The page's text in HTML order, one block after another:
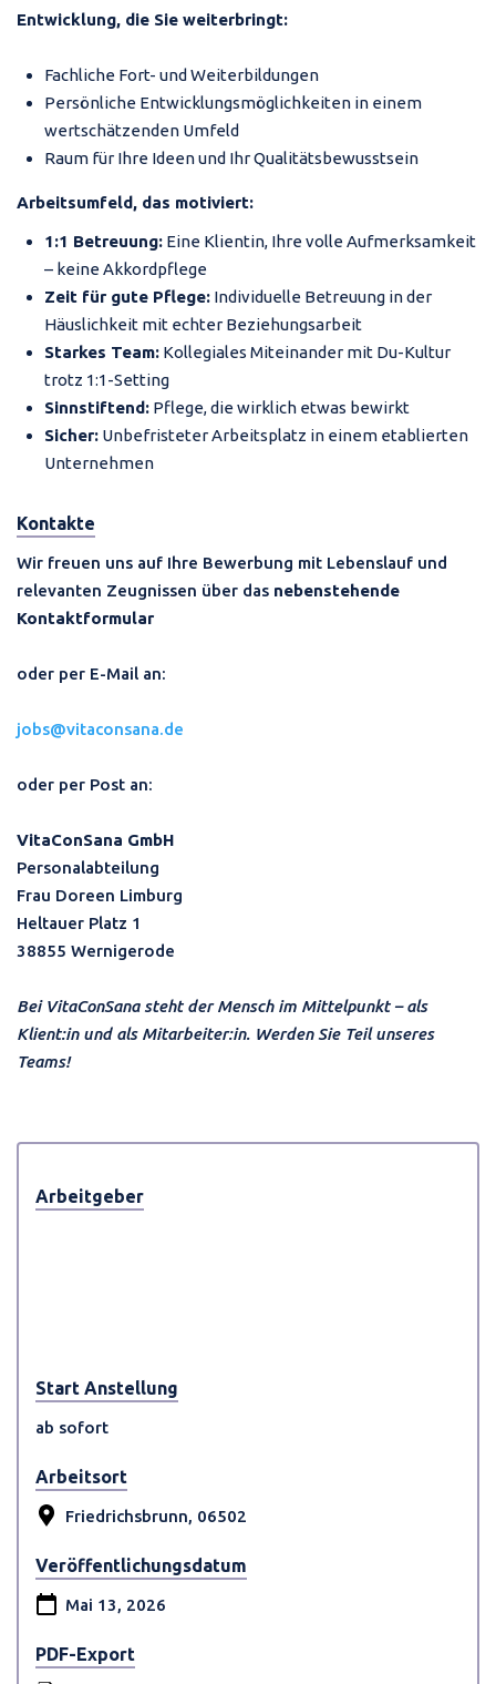
Entwicklung, die Sie weiterbringt:
Fachliche Fort- und Weiterbildungen
Persönliche Entwicklungsmöglichkeiten in einem
wertschätzenden Umfeld
Raum für Ihre Ideen und Ihr Qualitätsbewusstsein
Arbeitsumfeld, das motiviert:
1:1 Betreuung: Eine Klientin, Ihre volle Aufmerksamkeit
– keine Akkordpflege
Zeit für gute Pflege: Individuelle Betreuung in der
Häuslichkeit mit echter Beziehungsarbeit
Starkes Team: Kollegiales Miteinander mit Du-Kultur
trotz 1:1-Setting
Sinnstiftend: Pflege, die wirklich etwas bewirkt
Sicher: Unbefristeter Arbeitsplatz in einem etablierten
Unternehmen
Kontakte
Wir freuen uns auf Ihre Bewerbung mit Lebenslauf und
relevanten Zeugnissen über das nebenstehende
Kontaktformular
oder per E-Mail an:
jobs@vitaconsana.de
oder per Post an:
VitaConSana GmbH
Personalabteilung
Frau Doreen Limburg
Heltauer Platz 1
38855 Wernigerode
Bei VitaConSana steht der Mensch im Mittelpunkt – als
Klient:in und als Mitarbeiter:in. Werden Sie Teil unseres
Teams!
Arbeitgeber
Start Anstellung
ab sofort
Arbeitsort
Friedrichsbrunn, 06502
Veröffentlichungsdatum
Mai 13, 2026
PDF-Export